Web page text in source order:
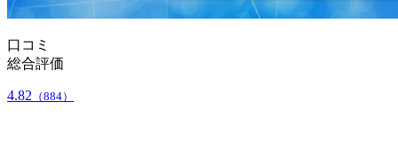
口コミ
総合評価
4.82 （884）